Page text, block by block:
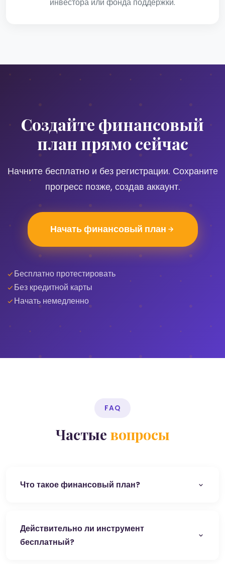
инвестора или фонда поддержки.
Создайте финансовый
план прямо сейчас
Начните бесплатно и без регистрации. Сохраните
прогресс позже, создав аккаунт.
Начать финансовый план
Бесплатно протестировать
Без кредитной карты
Начать немедленно
FAQ
Частые вопросы
Что такое финансовый план?
Действительно ли инструмент
бесплатный?